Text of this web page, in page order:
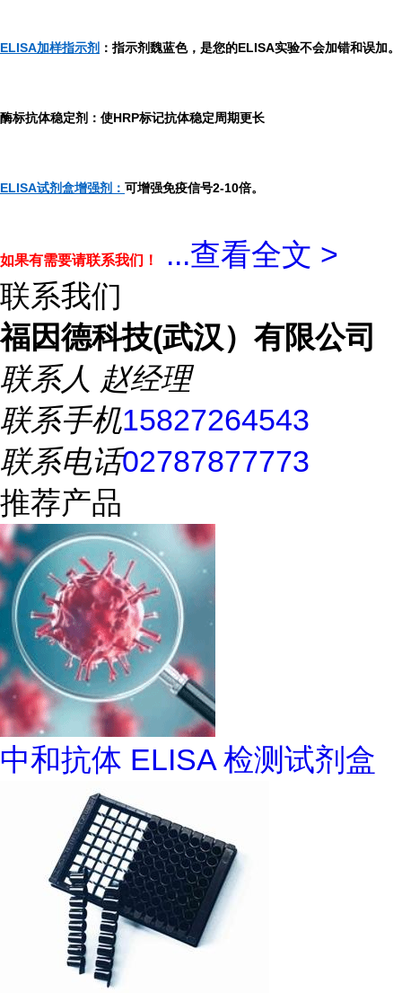
ELISA加样指示剂 ：指示剂魏蓝色，是您的ELISA实验不会加错和误加。
酶标抗体稳定剂：使HRP标记抗体稳定周期更长
ELISA试剂盒增强剂： 可增强免疫信号2-10倍。
如果有需要请联系我们！ ...查看全文 >
联系我们
福因德科技(武汉）有限公司
联系人 赵经理
联系手机15827264543
联系电话02787877773
推荐产品
中和抗体 ELISA 检测试剂盒